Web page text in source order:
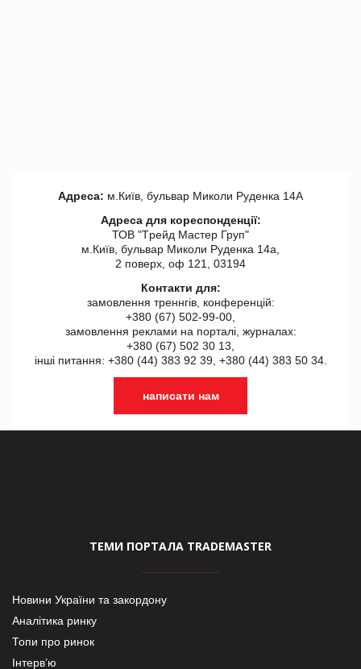
Адреса: м.Київ, бульвар Миколи Руденка 14А
Адреса для кореспонденції:
ТОВ "Tрейд Мастер Груп"
м.Київ, бульвар Миколи Руденка 14а,
2 поверх, оф 121, 03194
Контакти для:
замовлення треннгів, конференцій:
+380 (67) 502-99-00,
замовлення реклами на порталі, журналах:
+380 (67) 502 30 13,
інші питання: +380 (44) 383 92 39, +380 (44) 383 50 34.
написати нам
ТЕМИ ПОРТАЛА TRADEMASTER
Новини України та закордону
Аналітика ринку
Топи про ринок
Інтерв’ю